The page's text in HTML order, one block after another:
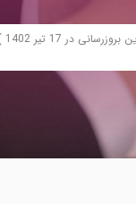
در 17 تیر 1402 )